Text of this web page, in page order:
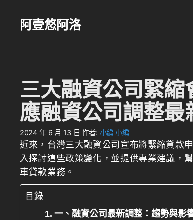
阿壹悠阿洛
三大融資公司緊縮
應融資公司調整最
2024 年 6 月 13 日 作者: 小編 小編
近來，台灣三大融資公司宣布將緊縮貸款
入探討這些政策變化，並提供專業建議，
車貸款業務。
目錄
一、融資公司最新調整：趨勢與影